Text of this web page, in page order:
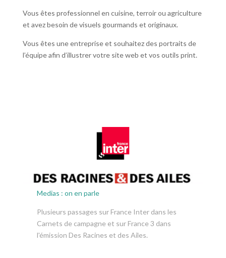
Vous êtes professionnel en cuisine, terroir ou agriculture
et avez besoin de visuels gourmands et originaux.
Vous êtes une entreprise et souhaitez des portraits de
l’équipe afin d’illustrer votre site web et vos outils print.
Medias : on en parle
Plusieurs passages sur France Inter dans les
Carnets de campagne et sur France 3 dans
l'émission Des Racines et des Ailes.